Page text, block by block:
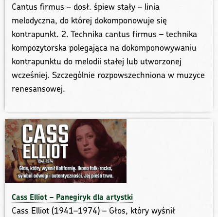
Cantus firmus – dosł. śpiew stały – linia
melodyczna, do której dokomponowuje się
kontrapunkt. 2. Technika cantus firmus – technika
kompozytorska polegająca na dokomponowywaniu
kontrapunktu do melodii stałej lub utworzonej
wcześniej. Szczególnie rozpowszechniona w muzyce
renesansowej.
Cass Elliot – Panegiryk dla artystki
Cass Elliot (1941–1974) – Głos, który wyśnił